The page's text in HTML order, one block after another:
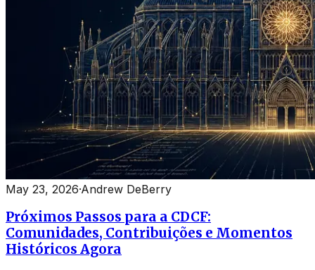
May 23, 2026·Andrew DeBerry
Próximos Passos para a CDCF:
Comunidades, Contribuições e Momentos
Históricos Agora